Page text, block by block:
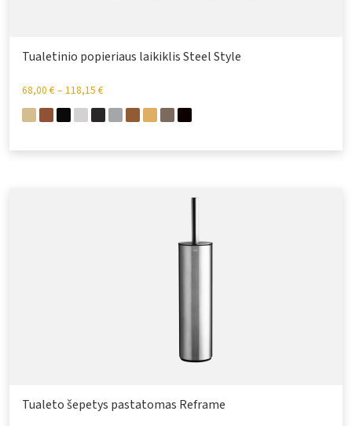
Tualetinio popieriaus laikiklis Steel Style
68,00 €– 118,15 €
Tualeto šepetys pastatomas Reframe